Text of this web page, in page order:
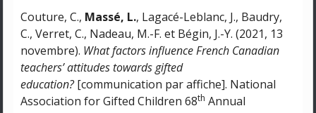
Couture, C., Massé, L., Lagacé-Leblanc, J., Baudry,
C., Verret, C., Nadeau, M.-F. et Bégin, J.-Y. (2021, 13
novembre). What factors influence French Canadian
teachers’ attitudes towards gifted
education?[communication par affiche]. National
Association for Gifted Children 68th Annual